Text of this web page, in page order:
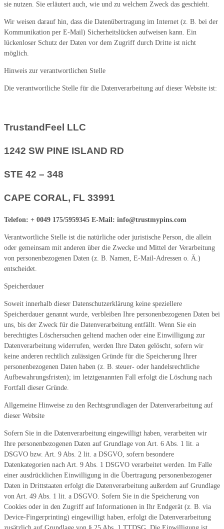
sie nutzen. Sie erläutert auch, wie und zu welchem Zweck das geschieht.
Wir weisen darauf hin, dass die Datenübertragung im Internet (z. B. bei der
Kommunikation per E-Mail) Sicherheitslücken aufweisen kann. Ein
lückenloser Schutz der Daten vor dem Zugriff durch Dritte ist nicht
möglich.
Hinweis zur verantwortlichen Stelle
Die verantwortliche Stelle für die Datenverarbeitung auf dieser Website ist:
TrustandFeel LLC
1242 SW PINE ISLAND RD
STE 42 – 348
CAPE CORAL, FL 33991
Telefon: + 0049 175/5959345 E-Mail: info@trustmypins.com
Verantwortliche Stelle ist die natürliche oder juristische Person, die allein
oder gemeinsam mit anderen über die Zwecke und Mittel der Verarbeitung
von personenbezogenen Daten (z. B. Namen, E-Mail-Adressen o. Ä.)
entscheidet.
Speicherdauer
Soweit innerhalb dieser Datenschutzerklärung keine speziellere
Speicherdauer genannt wurde, verbleiben Ihre personenbezogenen Daten bei
uns, bis der Zweck für die Datenverarbeitung entfällt. Wenn Sie ein
berechtigtes Löschersuchen geltend machen oder eine Einwilligung zur
Datenverarbeitung widerrufen, werden Ihre Daten gelöscht, sofern wir
keine anderen rechtlich zulässigen Gründe für die Speicherung Ihrer
personenbezogenen Daten haben (z. B. steuer- oder handelsrechtliche
Aufbewahrungsfristen); im letztgenannten Fall erfolgt die Löschung nach
Fortfall dieser Gründe.
Allgemeine Hinweise zu den Rechtsgrundlagen der Datenverarbeitung auf
dieser Website
Sofern Sie in die Datenverarbeitung eingewilligt haben, verarbeiten wir
Ihre personenbezogenen Daten auf Grundlage von Art. 6 Abs. 1 lit. a
DSGVO bzw. Art. 9 Abs. 2 lit. a DSGVO, sofern besondere
Datenkategorien nach Art. 9 Abs. 1 DSGVO verarbeitet werden. Im Falle
einer ausdrücklichen Einwilligung in die Übertragung personenbezogener
Daten in Drittstaaten erfolgt die Datenverarbeitung außerdem auf Grundlage
von Art. 49 Abs. 1 lit. a DSGVO. Sofern Sie in die Speicherung von
Cookies oder in den Zugriff auf Informationen in Ihr Endgerät (z. B. via
Device-Fingerprinting) eingewilligt haben, erfolgt die Datenverarbeitung